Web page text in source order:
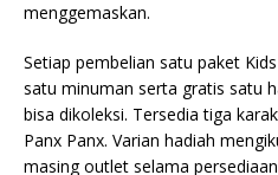
menggemaskan.
Setiap pembelian satu paket
satu minuman serta gratis satu
bisa dikoleksi. Tersedia tiga
Panx Panx. Varian hadiah
masing outlet selama